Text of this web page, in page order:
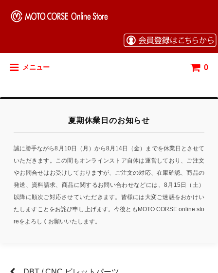
メニュー 0
夏期休業日のお知らせ
誠に勝手ながら8月10日（月）から8月14日（金）までを休業日とさせて
いただきます。この間もオンラインストア自体は運営しており、ご注文
やお問合せはお受けしておりますが、ご注文の対応、在庫確認、商品の
発送、資料請求、商品に関するお問い合わせなどには、8月15日（土）
以降に順次ご対応させていただきます。皆様には大変ご迷惑をおかけい
たしますことをお詫び申し上げます。今後ともMOTO CORSE online sto
reをよろしくお願いいたします。